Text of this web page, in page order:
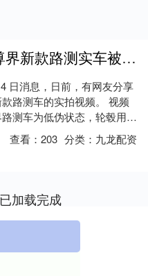
K8金融 尊界新款路测实车被拍！网友：传说中的200万级高顶版？
日消息，日前，有网友分享
路测车的实拍视频。 视频
测车为低伪状态，轮毂用斑
上的前车标和驾驶舱完全....
查看：203 分类： 九龙配资
加载完成